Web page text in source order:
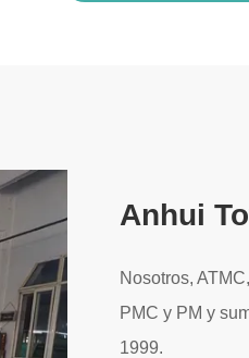
Anhui
Nosotros,
PMC y PM y
1999.